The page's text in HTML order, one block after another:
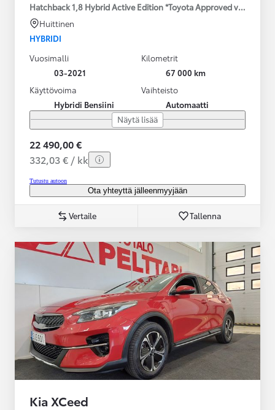
Hatchback 1,8 Hybrid Active Edition *Toyota Approved
Huittinen
HYBRIDI
Vuosimalli
03-2021
Kilometrit
67 000 km
Käyttövoima
Hybridi Bensiini
Vaihteisto
Automaatti
Näytä lisää
22 490,00 €
332,03 € / kk
Tutustu autoon
Ota yhteyttä jälleenmyyjään
Vertaile Tallenna
Kia XCeed